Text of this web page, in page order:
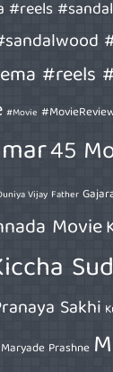
#reels
#Movie
45
Vijay Father
Movie
Sakhi
Maryade Prashne